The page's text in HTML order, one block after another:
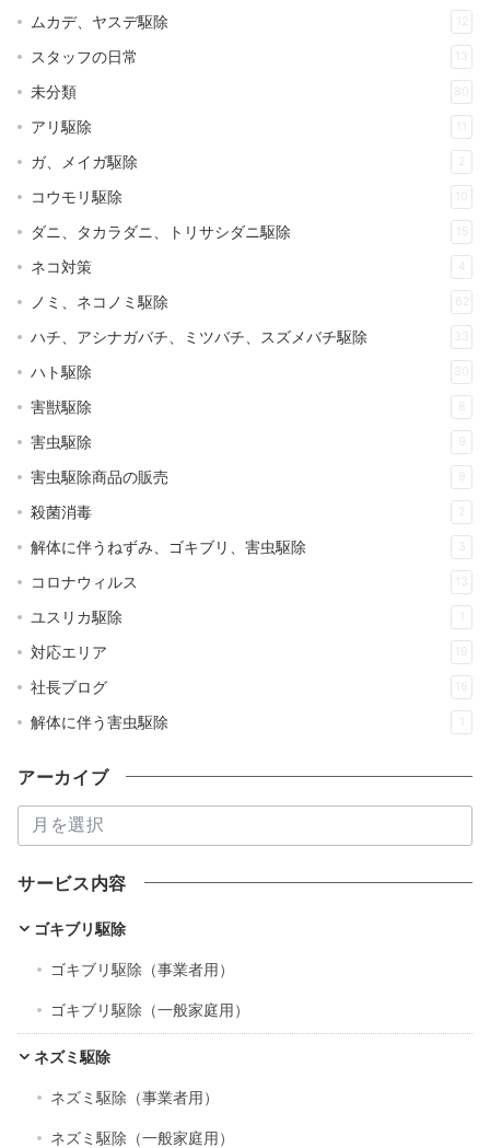
ムカデ、ヤスデ駆除 12
スタッフの日常
未分類 80
アリ駆除
ガ、メイガ駆除 2
コウモリ駆除 10
ダニ、タカラダニ、トリサシダニ駆除 15
ネコ対策 4
ノミ、ネコノミ駆除 62
ハチ、アシナガバチ、ミツバチ、スズメバチ駆除
ハト駆除 30
害獣駆除 8
害虫駆除 9
害虫駆除商品の販売 9
殺菌消毒 2
解体に伴うねずみ、ゴキブリ、害虫駆除
コロナウィルス
ユスリカ駆除
対応エリア 19
社長ブログ 16
解体に伴う害虫駆除
アーカイブ
ー
カ
イ
ブ
サービス内容
ゴキブリ駆除
ゴキブリ駆除（事業者用）
ゴキブリ駆除（一般家庭用）
ネズミ駆除
ネズミ駆除（事業者用）
ネズミ駆除（一般家庭用）